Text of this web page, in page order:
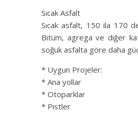
Sıcak Asfalt
Sıcak asfalt, 150 ila 170
Bitüm, agrega ve diğer
soğuk asfalta göre daha
* Uygun Projeler:
* Ana yollar
* Otoparklar
* Pistler